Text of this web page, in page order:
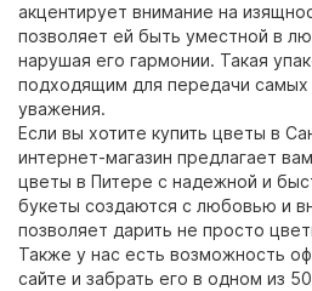
акцентирует внимание на
позволяет ей быть уместной в
нарушая его гармонии. Такая
подходящим для передачи самых
уважения.
Если вы хотите купить цветы в
интернет-магазин предлагает
цветы в Питере с надежной и
букеты создаются с любовью и
позволяет дарить не просто
Также у нас есть возможность
сайте и забрать его в одном из